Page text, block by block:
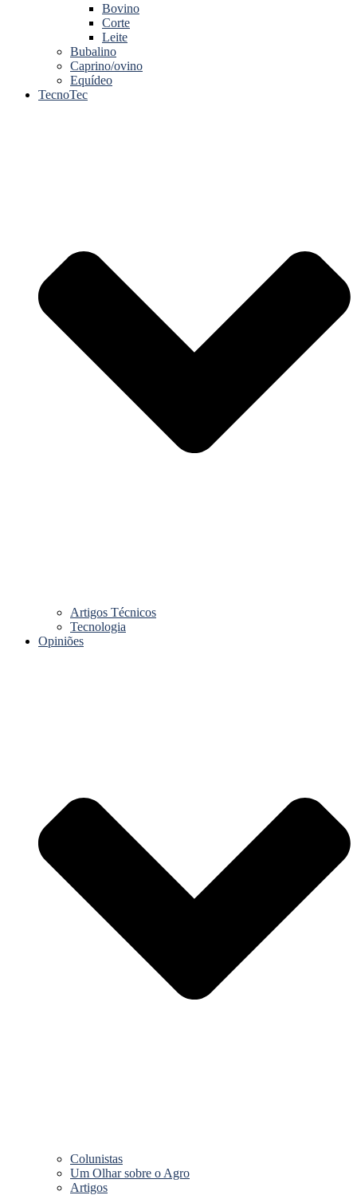
Bovino
Corte
Leite
Bubalino
Caprino/ovino
Equídeo
TecnoTec
Artigos Técnicos
Tecnologia
Opiniões
Colunistas
Um Olhar sobre o Agro
Artigos